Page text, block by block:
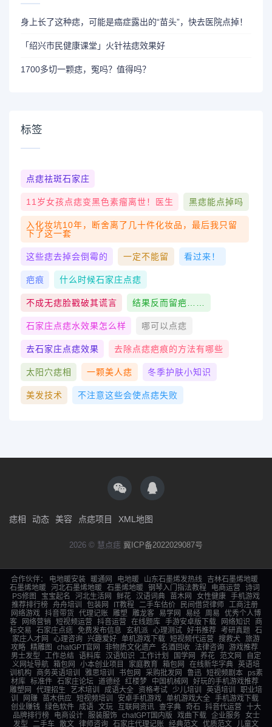
身上长了这种痣，可能是癌症露出的“苗头”，快去医院点掉！
「绍兴市民健康课堂」火针祛痣效果好
1700多切一颗痣，冤吗？值得吗？
标签
点痣祛斑石家庄
11岁女孩点痣变黑色素瘤离世！医生 黑痣能点掉吗
入化妆坑10年，断舍离了几十件化妆品，最后我只留
下了这一套
这些痣去掉会倒霉的 一定不能留 看过来！
疤痕 什么时候石家庄点痣
不成无痣脸戳破其谎言 结果反而留疤……
石家庄点痣水效果怎么样 哪可以点痣
去石家庄点痣效果 去除点痣疤痕的方法有哪些
太阳穴痣相 一颗美人痣 冬季护肤小知识
美发技术 不注意这些会使点痣失败
痣相 动态 美容 点痣项目 XML地图
2026 © 慧点痣 冀ICP备2022029087号
合作伙伴： 电地暖安装 暖通网 电地暖 山东石墨烯发热线
吉林石墨烯地暖
石墨烯地暖
河北石墨烯地暖 石墨烯地暖 钢琴入门指法教程 电商运营
诗词
PS修图
宝宝起名 河北生活网 鲜花 汉语词典 苗木网 女性健康 手机游戏
推荐排行榜
舟舟培训 包装网 IT教程 二手车估价 民间借贷律师
工商注册
网络游戏 抖音带货 代理记账 雕塑 雕龙客 易学网 易经 周易
优秀个人博
客
网络营销 短视频运营 抖音运营 在线题库 手游安卓版下载 网络知识
商
标交易
石家庄点痣 免费发布信息 玄机派 心理测试 好书推荐 考研真题
石
家庄人才网
心理咨询 兴趣爱好 单机游戏下载 短视频代运营 搜救犬 旅游
攻略 精雕图 chatGPT官网 非物质文化遗产 名酒回收 法律咨询 游戏推荐
男士发型
工作总结 语料库 汉语知识 工作计划 国学网 养花 范文网
自定
义网址导航 箱包网 小本创业项目 家庭教育 箱包网 在线新华字典 英语培
训机构
商务英语培训 雅思培训 书包网 采购批发网 鲁迅 短视频剧本
ps素
材库
标准件 石家庄论坛 道德经 红楼梦 中国机械网
好玩的手机游戏推荐
雕塑网
代理招生 艺术培训 成语大全 资格考试 少儿培训 英语培训
职业培
训
网赚 苗木供应 短视频培训 安卓手机游戏 单机游戏大全
手机游戏下载
创业赚钱 绿色软件 成语 文玩 互联网资讯 查字典 奇石 抖音代运营
十大
品牌排行榜
电商设计 服装服饰 chatGPT国内版 戏曲下载 企业服务
女士
发型
二手车 散文 律师咨询 石家庄代理记账 经典范文 优质范文 儿童文